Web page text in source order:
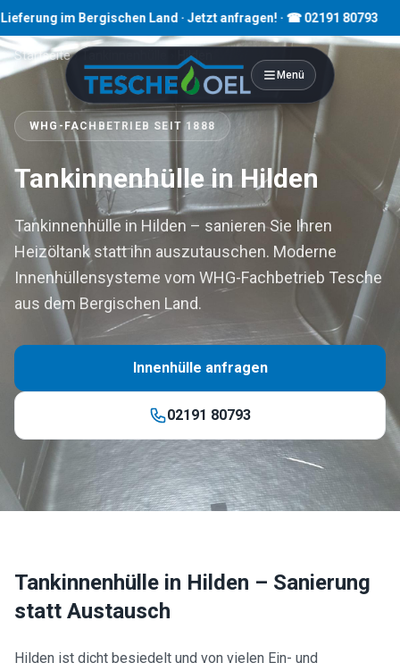
Bergischen Land · Jetzt anfragen! · ☎ 02191 80793
Menü
Startseite › Hilden
WHG-FACHBETRIEB SEIT 1888
Tankinnenhülle in Hilden
Tankinnenhülle in Hilden – sanieren Sie Ihren
Heizöltank statt ihn auszutauschen. Moderne
Innenhüllensysteme vom WHG-Fachbetrieb Tesche
aus dem Bergischen Land.
Innenhülle anfragen
02191 80793
Tankinnenhülle in Hilden – Sanierung
statt Austausch
Hilden ist dicht besiedelt und von vielen Ein- und